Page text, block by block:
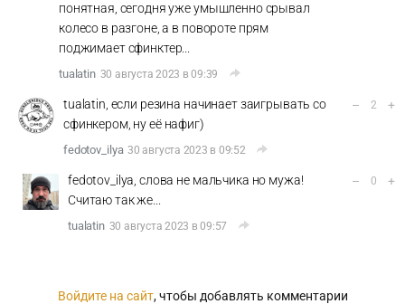
понятная, сегодня уже умышленно срывал
колесо в разгоне, а в повороте прям
поджимает сфинктер...
tualatin 30 августа 2023 в 09:39
tualatin, если резина начинает заигрывать со
сфинкером, ну её нафиг)
fedotov_ilya 30 августа 2023 в 09:52
– 2 +
fedotov_ilya, слова не мальчика но мужа!
Считаю так же...
tualatin 30 августа 2023 в 09:57
– 0 +
Войдите на сайт, чтобы добавлять комментарии